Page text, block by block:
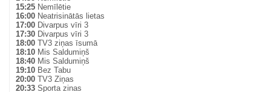
15:25 Nemīlētie
16:00 Neatrisinātās lietas
17:00 Divarpus vīri 3
17:30 Divarpus vīri 3
18:00 TV3 ziņas īsumā
18:10 Mis Saldumiņš
18:40 Mis Saldumiņš
19:10 Bez Tabu
20:00 TV3 Ziņas
20:33 Sporta zinas